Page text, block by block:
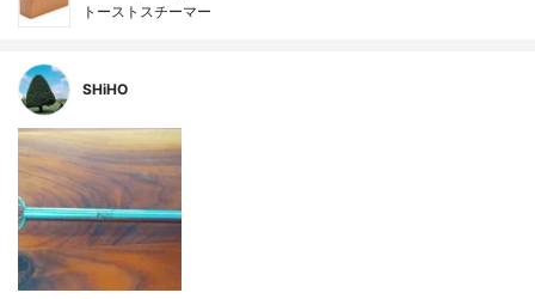
トーストスチーマー
SHiHO